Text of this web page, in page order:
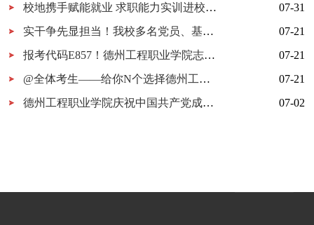
校地携手赋能就业 求职能力实训进校园暨校地服务签约仪式在我校顺利举行
07-31
实干争先显担当！我校多名党员、基层党组织获市级表彰！
07-21
报考代码E857！德州工程职业学院志愿填报指南
07-21
@全体考生——给你N个选择德州工程职业学院的理由
07-21
德州工程职业学院庆祝中国共产党成立105周年MV《旗帜》上线！用歌声唱响百年信仰！
07-02